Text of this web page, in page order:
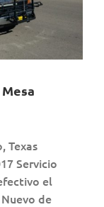
Texas
Servicio
el
de